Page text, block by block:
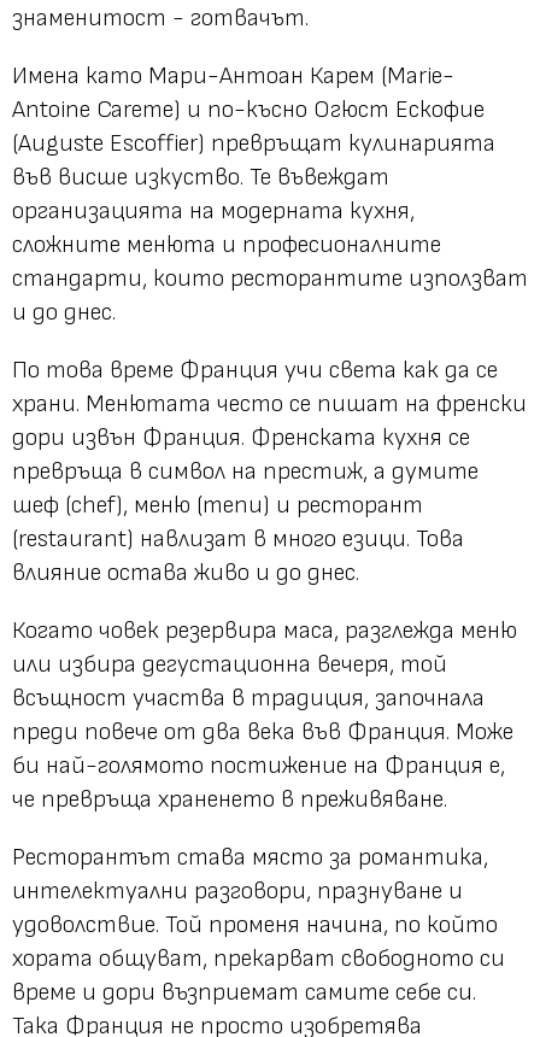
знаменитост - готвачът.
Имена като Мари-Антоан Карем (Marie-
Antoine Careme) и по-късно Огюст Ескофие
(Auguste Escoffier) превръщат кулинарията
във висше изкуство. Те въвеждат
организацията на модерната кухня,
сложните менюта и професионалните
стандарти, които ресторантите използват
и до днес.
По това време Франция учи света как да се
храни. Менютата често се пишат на френски
дори извън Франция. Френската кухня се
превръща в символ на престиж, а думите
шеф (chef), меню (menu) и ресторант
(restaurant) навлизат в много езици. Това
влияние остава живо и до днес.
Когато човек резервира маса, разглежда меню
или избира дегустационна вечеря, той
всъщност участва в традиция, започнала
преди повече от два века във Франция. Може
би най-голямото постижение на Франция е,
че превръща храненето в преживяване.
Ресторантът става място за романтика,
интелектуални разговори, празнуване и
удоволствие. Той променя начина, по който
хората общуват, прекарват свободното си
време и дори възприемат самите себе си.
Така Франция не просто изобретява